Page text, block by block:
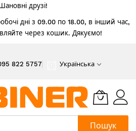
Шановні друзі!
дні з 09.00 по 18.00, в інший час,
через кошик. Дякуємо!
822 5757 Українська
Пошук